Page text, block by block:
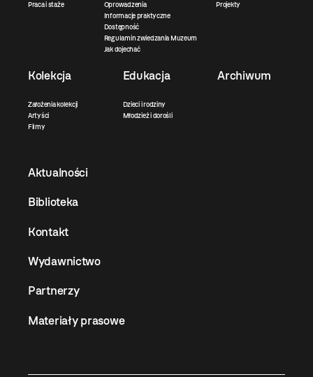
Praca i staże
Oprowadzenia
Informacje praktyczne
Dostępność
Regulamin zwiedzania Muzeum
Jak dojechać
Projekty
Kolekcja
Założenia kolekcji
Artyści
Filmy
Edukacja
Dzieci i rodziny
Młodzież i dorośli
Archiwum
Aktualności
Biblioteka
Kontakt
Wydawnictwo
Partnerzy
Materiały prasowe